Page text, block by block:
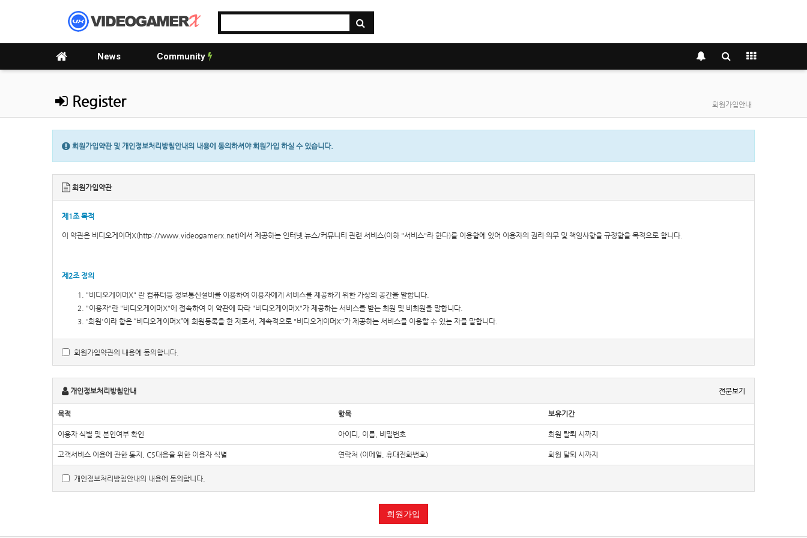
News Community
Register 회원가입안내
회원가입약관 및 개인정보처리방침안내의 내용에 동의하셔야 회원가입 하실 수 있습니다.
회원가입약관
제1조 목적
이 약관은 비디오게이머X(http://www.videogamerx.net)에서 제공하는 인터넷 뉴스/커뮤니티 관련 서비스(이하 "서비스"라 한다)를 이용함에 있어 이용자의 권리·의무 및 책임사항을 규정함을 목적으로 합니다.
제2조 정의
"비디오게이머X" 란 컴퓨터등 정보통신설비를 이용하여 이용자에게 서비스를 제공하기 위한 가상의 공간을 말합니다.
"이용자"란 "비디오게이머X"에 접속하여 이 약관에 따라 "비디오게이머X"가 제공하는 서비스를 받는 회원 및 비회원을 말합니다.
'회원'이라 함은 “비디오게이머X”에 회원등록을 한 자로서, 계속적으로 "비디오게이머X"가 제공하는 서비스를 이용할 수 있는 자를 말합니다.
제3조 약관 등의 명시와 설명 및 개정
"비디오게이머X"는 「전자상거래 등에서의 소비자보호에 관한 법률」, 「약관의 규제에 관한 법률」, 「전자문서 및 전자거래기본법」, 「전자금융거래법」, 「전자서명법」, 「정보통신망 이용촉진 및 정보보호 등에 관한 법률」, 「방문판매
등에 관한 법률」, 「소비자기본법」 등 관련 법을 위배하지 않는 범위에서 이 약관을 개정할 수 있습니다.
"비디오게이머X"가 약관을 개정할 경우에는 적용일자 및 개정사유를 명시하여 현행약관과 함께 비디오게이머X의 초기화면에 그 적용일자 7일 이전부터 적용일자 전일까지 공지합니다. 다만, 이용자에게 불리하게 약관내용을
변경하는 경우에는 최소한 30일 이상의 사전 유예기간을 두고 공지합니다. 이 경우 "비디오게이머X“은 개정 전 내용과 개정 후 내용을 명확하게 비교하여 이용자가 알기 쉽도록 표시합니다.
"비디오게이머X"가 약관을 개정할 경우에는 그 개정약관은 그 적용일자 이후에 체결되는 계약에만 적용되고 그 이전에 이미 체결된 계약에 대해서는 개정 전의 약관조항이 그대로 적용됩니다. 다만 이미 계약을 체결한 이용자가
개정약관 조항의 적용을 받기를 원하는 뜻을 제3항에 의한 개정약관의 공지기간 내에 동의를 받은 경우에는 개정약관 조항이 적용됩니다.
이 약관에서 정하지 아니한 사항과 이 약관의 해석에 관하여는 전자상거래 등에서의 소비자보호에 관한 법률, 약관의 규제 등에 관한 법률, 공정거래위원회가 정하는 「전자상거래 등에서의 소비자 보호지침」 및 관계법령 또는
제4조 서비스의 제공 및 변경
회원가입약관의 내용에 동의합니다.
전문보기
개인정보처리방침안내
목적 항목 보유기간
이용자 식별 및 본인여부 확인 아이디, 이름, 비밀번호 회원 탈퇴 시까지
고객서비스 이용에 관한 통지, CS대응을 위한 이용자 식별 연락처 (이메일, 휴대전화번호) 회원 탈퇴 시까지
개인정보처리방침안내의 내용에 동의합니다.
회원가입